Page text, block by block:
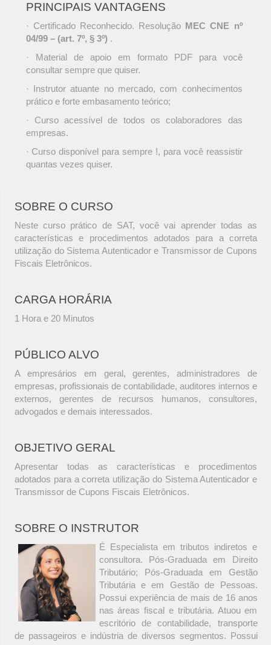
PRINCIPAIS VANTAGENS
· Certificado Reconhecido. Resolução MEC CNE nº
04/99 – (art. 7º, § 3º) .
· Material de apoio em formato PDF para você
consultar sempre que quiser.
· Instrutor atuante no mercado, com conhecimentos
prático e forte embasamento teórico;
· Curso acessível de todos os colaboradores das
empresas.
· Curso disponível para sempre !, para você reassistir
quantas vezes quiser.
SOBRE O CURSO
Neste curso prático de SAT, você vai aprender todas as
características e procedimentos adotados para a correta
utilização do Sistema Autenticador e Transmissor de Cupons
Fiscais Eletrônicos.
CARGA HORÁRIA
1 Hora e 20 Minutos
PÚBLICO ALVO
A empresários em geral, gerentes, administradores de
empresas, profissionais de contabilidade, auditores internos e
externos, gerentes de recursos humanos, consultores,
advogados e demais interessados.
OBJETIVO GERAL
Apresentar todas as características e procedimentos
adotados para a correta utilização do Sistema Autenticador e
Transmissor de Cupons Fiscais Eletrônicos.
SOBRE O INSTRUTOR
É Especialista em tributos indiretos e
consultora. Pós-Graduada em Direito
Tributário; Pós-Graduada em Gestão
Tributária e em Gestão de Pessoas.
Possui experiência de mais de 16 anos
nas áreas fiscal e tributária. Atuou em
escritório de contabilidade, transporte
de passageiros e indústria de diversos segmentos. Possui